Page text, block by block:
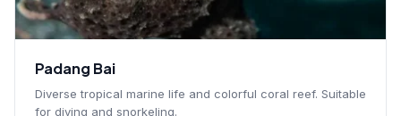
Padang Bai
Diverse tropical marine life and colorful coral reef. Suitable
for diving and snorkeling.